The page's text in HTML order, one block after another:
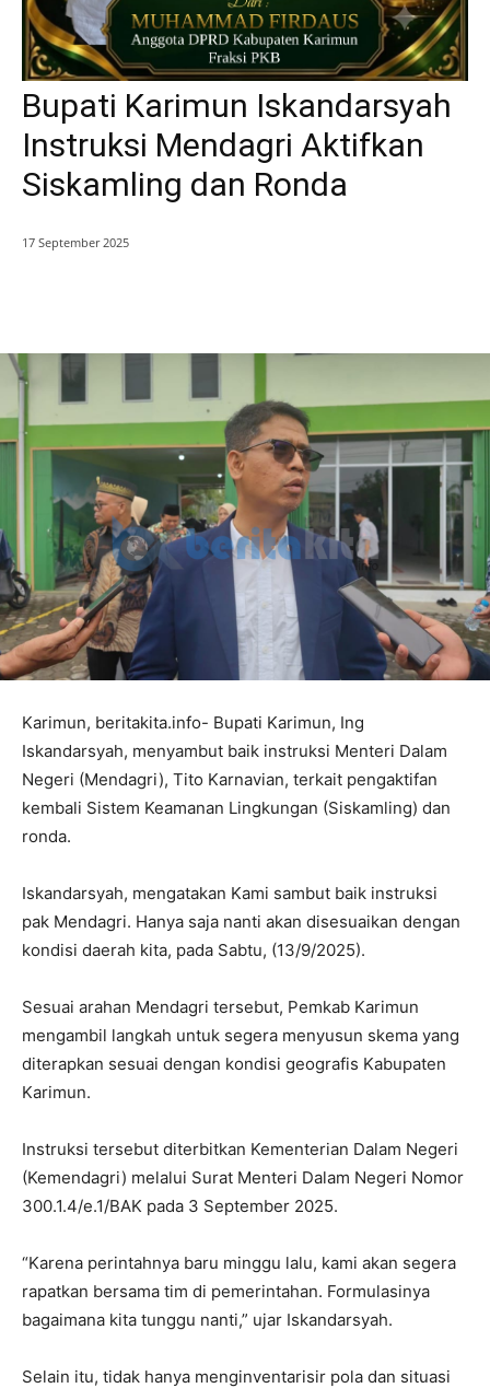
Bupati Karimun Iskandarsyah
Instruksi Mendagri Aktifkan
Siskamling dan Ronda
17 September 2025
Karimun, beritakita.info- Bupati Karimun, Ing
Iskandarsyah, menyambut baik instruksi Menteri Dalam
Negeri (Mendagri), Tito Karnavian, terkait pengaktifan
kembali Sistem Keamanan Lingkungan (Siskamling) dan
ronda.
Iskandarsyah, mengatakan Kami sambut baik instruksi
pak Mendagri. Hanya saja nanti akan disesuaikan dengan
kondisi daerah kita, pada Sabtu, (13/9/2025).
Sesuai arahan Mendagri tersebut, Pemkab Karimun
mengambil langkah untuk segera menyusun skema yang
diterapkan sesuai dengan kondisi geografis Kabupaten
Karimun.
Instruksi tersebut diterbitkan Kementerian Dalam Negeri
(Kemendagri) melalui Surat Menteri Dalam Negeri Nomor
300.1.4/e.1/BAK pada 3 September 2025.
“Karena perintahnya baru minggu lalu, kami akan segera
rapatkan bersama tim di pemerintahan. Formulasinya
bagaimana kita tunggu nanti,” ujar Iskandarsyah.
Selain itu, tidak hanya menginventarisir pola dan situasi